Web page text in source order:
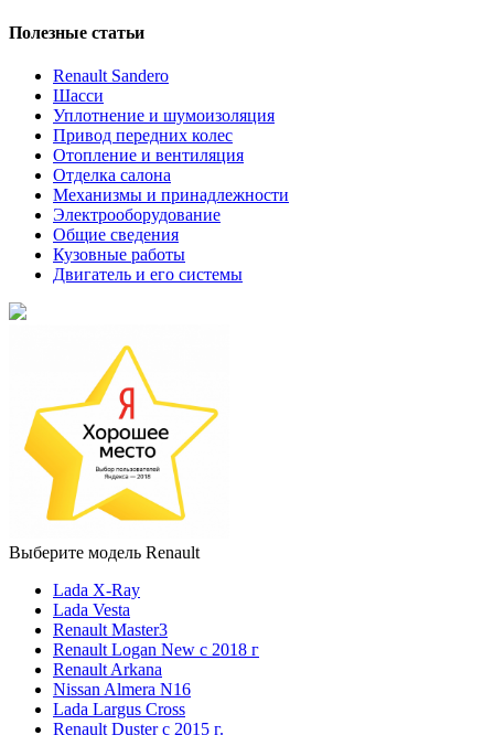
Полезные статьи
Renault Sandero
Шасси
Уплотнение и шумоизоляция
Привод передних колес
Отопление и вентиляция
Отделка салона
Механизмы и принадлежности
Электрооборудование
Общие сведения
Кузовные работы
Двигатель и его системы
Выберите модель Renault
Lada X-Ray
Lada Vesta
Renault Master3
Renault Logan New с 2018 г
Renault Arkana
Nissan Almera N16
Lada Largus Cross
Renault Duster с 2015 г.